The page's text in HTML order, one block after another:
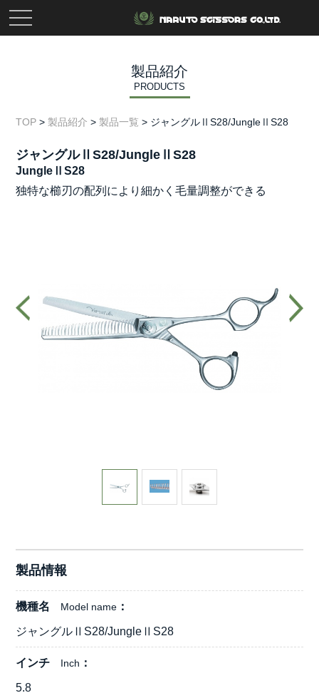
toggle
navigation
製品紹介
PRODUCTS
TOP >製品紹介 >製品一覧 > ジャングルⅡS28/JungleⅡS28
ジャングルⅡS28/JungleⅡS28
JungleⅡS28
独特な櫛刃の配列により細かく毛量調整ができる
製品情報
機種名 Model name
ジャングルⅡS28/JungleⅡS28
インチ Inch
5.8